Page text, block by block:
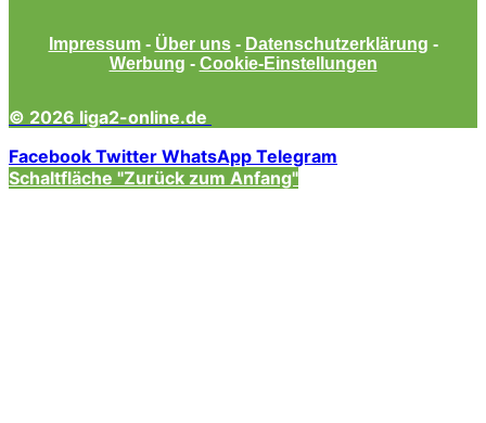
Impressum - Über uns - Datenschutzerklärung -
Werbung - Cookie-Einstellungen
© 2026 liga2-online.de
Facebook Twitter WhatsApp Telegram
Schaltfläche "Zurück zum Anfang"